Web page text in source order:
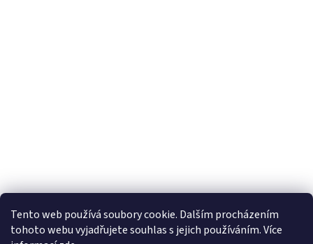
Tento web používá soubory cookie. Dalším procházením
tohoto webu vyjadřujete souhlas s jejich používáním. Více